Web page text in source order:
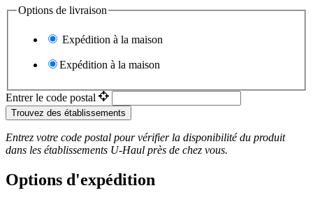
Options de livraison
Expédition à la maison
Expédition à la maison
Entrer le code postal
Trouvez des établissements
Entrez votre code postal pour vérifier la disponibilité du produit
dans les établissements U-Haul près de chez vous.
Options d'expédition